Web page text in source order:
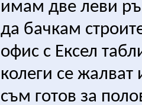
имам две леви
да бачкам
офис с Ексел
колеги се жалват
съм готов за